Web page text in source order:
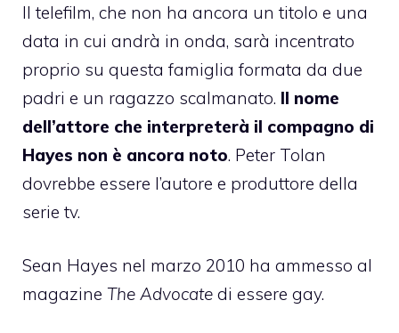
Il telefilm, che non ha ancora un titolo e una
data in cui andrà in onda, sarà incentrato
proprio su questa famiglia formata da due
padri e un ragazzo scalmanato. Il nome
dell’attore che interpreterà il compagno di
Hayes non è ancora noto. Peter Tolan
dovrebbe essere l’autore e produttore della
serie tv.
Sean Hayes nel marzo 2010 ha ammesso al
magazine The Advocate di essere gay.